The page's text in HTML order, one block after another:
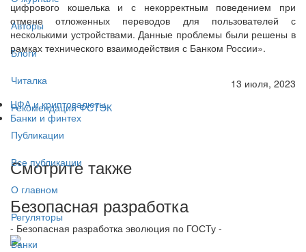
Авторы
Блоги
Читалка
Рекомендации ФСТЭК
Публикации
Все публикации
О главном
Регуляторы
Банки
цифрового кошелька и с некорректным поведением при
отмене отложенных переводов для пользователей с
несколькими устройствами. Данные проблемы были решены в
рамках технического взаимодействия с Банком России».
13 июля, 2023
ЦФА и криптовалюты
Банки и финтех
Смотрите также
Безопасная разработка
- Безопасная разработка эволюция по ГОСТу -